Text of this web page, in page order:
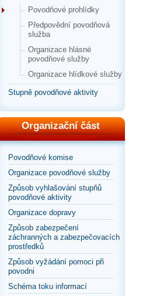
Povodňové prohlídky
Předpovědní povodňová
služba
Organizace hlásné
povodňové služby
Organizace hlídkové služby
Stupně povodňové aktivity
Organizační část
Povodňové komise
Organizace povodňové služby
Způsob vyhlašování stupňů
povodňové aktivity
Organizace dopravy
Způsob zabezpečení
záchranných a zabezpečovacích
prostředků
Způsob vyžádání pomoci při
povodni
Schéma toku informací